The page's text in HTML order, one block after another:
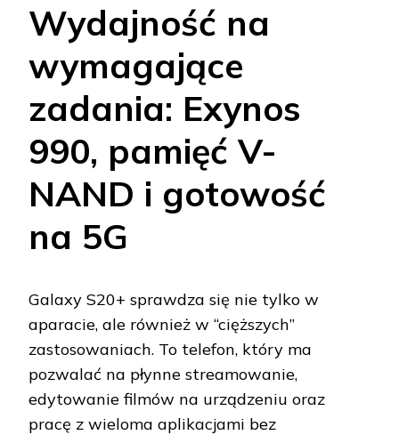
Wydajność na
wymagające
zadania: Exynos
990, pamięć V-
NAND i gotowość
na 5G
Galaxy S20+ sprawdza się nie tylko w
aparacie, ale również w “cięższych”
zastosowaniach. To telefon, który ma
pozwalać na płynne streamowanie,
edytowanie filmów na urządzeniu oraz
pracę z wieloma aplikacjami bez